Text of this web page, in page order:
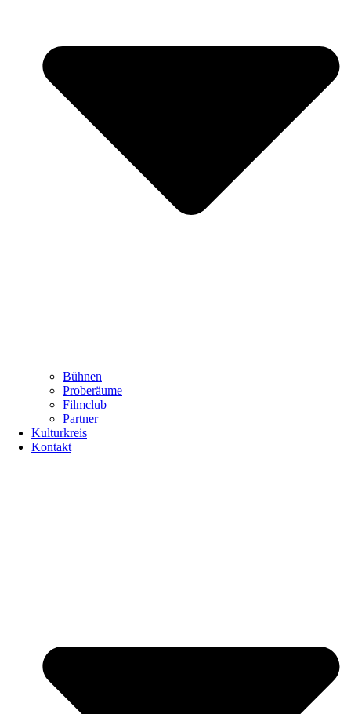
Bühnen
Proberäume
Filmclub
Partner
Kulturkreis
Kontakt